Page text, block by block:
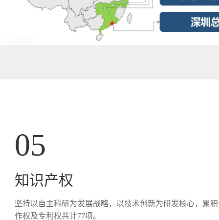
05
知识产权
坚持以自主科研为发展战略，以技术创新为研发核心，累
作权及专利权共计77项。